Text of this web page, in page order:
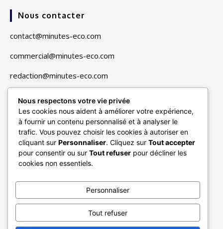
Nous contacter
contact@minutes-eco.com
commercial@minutes-eco.com
redaction@minutes-eco.com
Liens utiles
Navigation
Finance & Marchés
Entreprises & Secteurs
Minutes Multimédias
Nous respectons votre vie privée
Les cookies nous aident à améliorer votre expérience,
à fournir un contenu personnalisé et à analyser le
trafic. Vous pouvez choisir les cookies à autoriser en
cliquant sur Personnaliser. Cliquez sur Tout accepter
pour consentir ou sur Tout refuser pour décliner les
cookies non essentiels.
Personnaliser
Tout refuser